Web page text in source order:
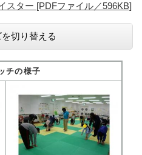
スター [PDFファイル／596KB]
切り替える
チの様子